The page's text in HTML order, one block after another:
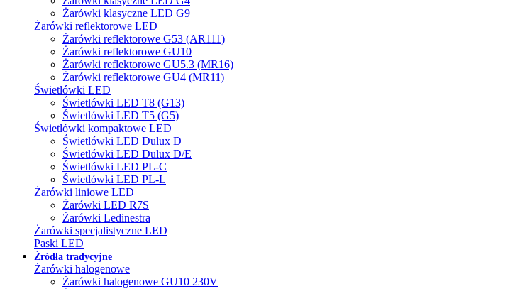
Żarówki klasyczne LED G9
Żarówki reflektorowe LED
Żarówki reflektorowe G53 (AR111)
Żarówki reflektorowe GU10
Żarówki reflektorowe GU5.3 (MR16)
Żarówki reflektorowe GU4 (MR11)
Świetlówki LED
Świetlówki LED T8 (G13)
Świetlówki LED T5 (G5)
Świetlówki kompaktowe LED
Świetlówki LED Dulux D
Świetlówki LED Dulux D/E
Świetlówki LED PL-C
Świetlówki LED PL-L
Żarówki liniowe LED
Żarówki LED R7S
Żarówki Ledinestra
Żarówki specjalistyczne LED
Paski LED
Źródła tradycyjne
Żarówki halogenowe
Żarówki halogenowe GU10 230V